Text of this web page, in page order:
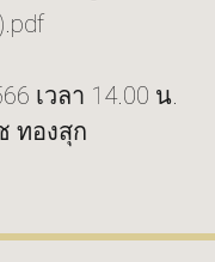
เวลา 14.00 น.
ทองสุก